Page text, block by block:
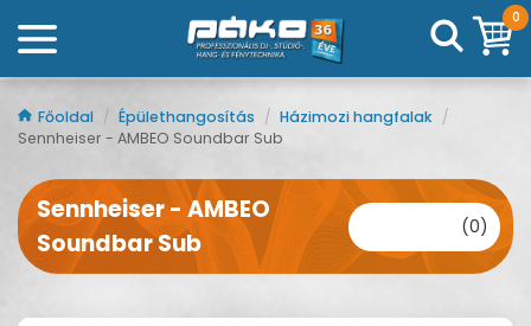
0
Főoldal / Épülethangosítás / Házimozi hangfalak /
Sennheiser - AMBEO Soundbar Sub
Sennheiser - AMBEO
Soundbar Sub
(0)